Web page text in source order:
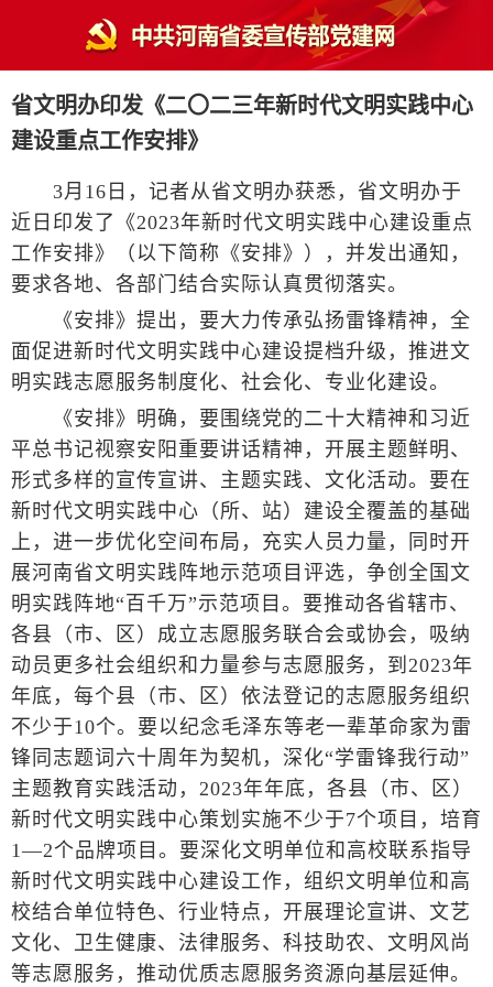
省文明办印发《二〇二三年新时代文明实践中心
建设重点工作安排》
3月16日，记者从省文明办获悉，省文明办于
近日印发了《2023年新时代文明实践中心建设重点
工作安排》（以下简称《安排》），并发出通知，
要求各地、各部门结合实际认真贯彻落实。
《安排》提出，要大力传承弘扬雷锋精神，全
面促进新时代文明实践中心建设提档升级，推进文
明实践志愿服务制度化、社会化、专业化建设。
《安排》明确，要围绕党的二十大精神和习近
平总书记视察安阳重要讲话精神，开展主题鲜明、
形式多样的宣传宣讲、主题实践、文化活动。要在
新时代文明实践中心（所、站）建设全覆盖的基础
上，进一步优化空间布局，充实人员力量，同时开
展河南省文明实践阵地示范项目评选，争创全国文
明实践阵地“百千万”示范项目。要推动各省辖市、
各县（市、区）成立志愿服务联合会或协会，吸纳
动员更多社会组织和力量参与志愿服务，到2023年
年底，每个县（市、区）依法登记的志愿服务组织
不少于10个。要以纪念毛泽东等老一辈革命家为雷
锋同志题词六十周年为契机，深化“学雷锋我行动”
主题教育实践活动，2023年年底，各县（市、区）
新时代文明实践中心策划实施不少于7个项目，培育
1—2个品牌项目。要深化文明单位和高校联系指导
新时代文明实践中心建设工作，组织文明单位和高
校结合单位特色、行业特点，开展理论宣讲、文艺
文化、卫生健康、法律服务、科技助农、文明风尚
等志愿服务，推动优质志愿服务资源向基层延伸。